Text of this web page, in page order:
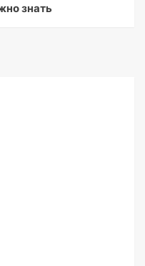
знать